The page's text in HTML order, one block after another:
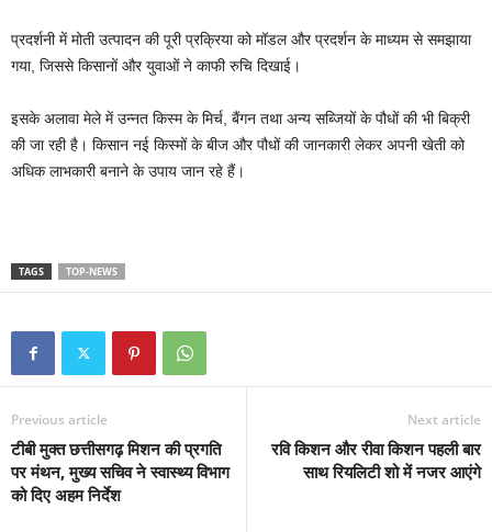
प्रदर्शनी में मोती उत्पादन की पूरी प्रक्रिया को मॉडल और प्रदर्शन के माध्यम से समझाया
गया, जिससे किसानों और युवाओं ने काफी रुचि दिखाई।
इसके अलावा मेले में उन्नत किस्म के मिर्च, बैंगन तथा अन्य सब्जियों के पौधों की भी बिक्री
की जा रही है। किसान नई किस्मों के बीज और पौधों की जानकारी लेकर अपनी खेती को
अधिक लाभकारी बनाने के उपाय जान रहे हैं।
TAGS TOP-NEWS
Previous article
टीबी मुक्त छत्तीसगढ़ मिशन की प्रगति
पर मंथन, मुख्य सचिव ने स्वास्थ्य विभाग
को दिए अहम निर्देश
Next article
रवि किशन और रीवा किशन पहली बार
साथ रियलिटी शो में नजर आएंगे